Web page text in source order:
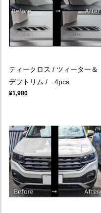
ティークロス / ツィーター＆
デフトリム / 4pcs
¥1,980